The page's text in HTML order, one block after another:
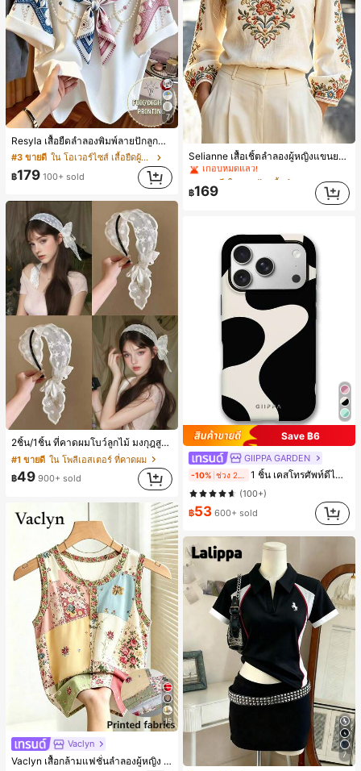
7
Resyla เสื้อยืดลำลองพิมพ์ลายปักลูกปัดรูปโบว์ขนาดใหญ่สำหรับผู้หญิง
#3 ขายดี
ใน โอเวอร์ไซส์ เสื้อยืดผู้หญิง
฿179 100+ sold
2ชิ้น/1ชิ้น ที่คาดผมโบว์ลูกไม้ มงกุฎสูง แถบกว้าง สีดำ สีขาว สำหรับใส่ประจำวัน กิ๊บติดผม ยางรัดผม (ลายปักดอกไม้จัดวางแบบสุ่ม)
#1 ขายดี ใน โพลีเอสเตอร์ ที่คาดผม
฿49 900+ sold
15
Vaclyn
Vaclyn เสื้อกล้ามแฟชั่นลำลองผู้หญิง ลายแพตช์เวิร์ก แขนกุด คอกลม ติดกระดุม
Selianne เสื้อเชิ้ตลำลองผู้หญิงแขนยาว คอวีเว้า ลายดอกไม้
#2 ขายดี ใน งานปัก เสื้อทำงาน
เกือบหมดแล้ว!
#2 ขายดี ใน งานปัก เสื้อทำงาน
เกือบหมดแล้ว!
#2 ขายดี ใน งานปัก เสื้อทำงาน
เกือบหมดแล้ว!
฿169
Save ฿6
GIIPPA GARDEN
-10% 1 ชิ้น เคสโทรศัพท์ดีไซน์ลายคลื่นไม่สมมาตรสำหรับ Phone 17 Pro Max, เหมาะสำหรับ Phone 16 Pro Max, 15 Pro Max, 14 Pro Max, เคสโทรศัพท์สไตล์เกาหลีและน่าสนใจ, เข้ากันได้กับ 11/12/13/14/15/16 Pro Max Plus, ดีไซน์หรูหราเหมาะสำหรับทั้งชายและหญิง, ของขวัญในอุดมคติสำหรับคริสต์มาส, วันวาเลนไทน์, อีสเตอร์, ฤดูแต่งงานและวันเกิดสำหรับแฟนสาว
(100+)
฿53 600+ sold
7